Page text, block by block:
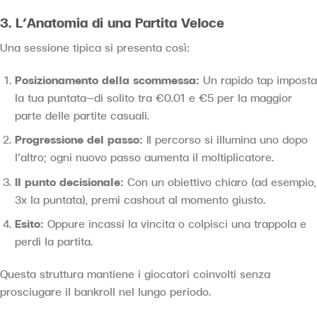
3. L’Anatomia di una Partita Veloce
Una sessione tipica si presenta così:
Posizionamento della scommessa: Un rapido tap imposta
la tua puntata—di solito tra €0.01 e €5 per la maggior
parte delle partite casuali.
Progressione del passo: Il percorso si illumina uno dopo
l’altro; ogni nuovo passo aumenta il moltiplicatore.
Il punto decisionale: Con un obiettivo chiaro (ad esempio,
3x la puntata), premi cashout al momento giusto.
Esito: Oppure incassi la vincita o colpisci una trappola e
perdi la partita.
Questa struttura mantiene i giocatori coinvolti senza
prosciugare il bankroll nel lungo periodo.